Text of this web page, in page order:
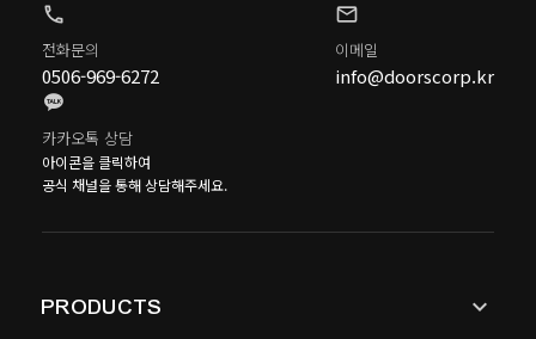
phone
전화문의
0506-969-6272
mail
이메일
info@doorscorp.kr
카카오톡 상담
아이콘을 클릭하여
공식 채널을 통해 상담해주세요.
PRODUCTS keyboard_arrow_down